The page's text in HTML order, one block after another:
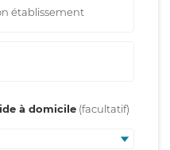
établissement
à domicile